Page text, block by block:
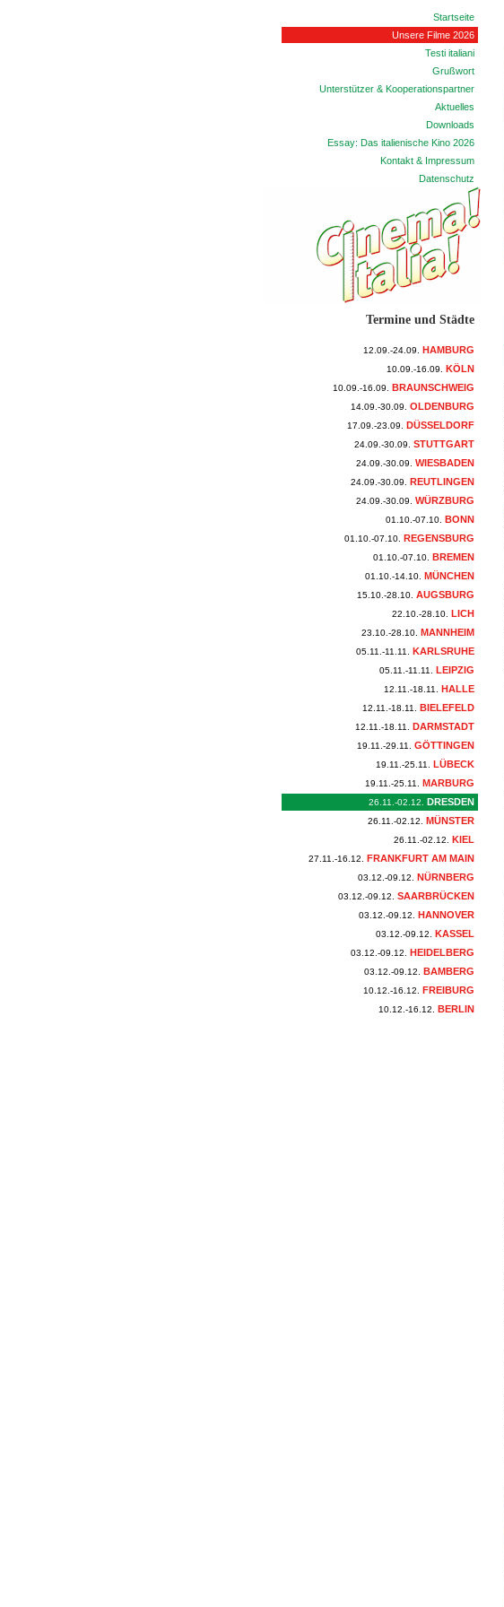
Startseite
Unsere Filme 2026
Testi italiani
Grußwort
Unterstützer & Kooperationspartner
Aktuelles
Downloads
Essay: Das italienische Kino 2026
Kontakt & Impressum
Datenschutz
Termine und Städte
12.09.-24.09. HAMBURG
10.09.-16.09. KÖLN
10.09.-16.09. BRAUNSCHWEIG
14.09.-30.09. OLDENBURG
17.09.-23.09. DÜSSELDORF
24.09.-30.09. STUTTGART
24.09.-30.09. WIESBADEN
24.09.-30.09. REUTLINGEN
24.09.-30.09. WÜRZBURG
01.10.-07.10. BONN
01.10.-07.10. REGENSBURG
01.10.-07.10. BREMEN
01.10.-14.10. MÜNCHEN
15.10.-28.10. AUGSBURG
22.10.-28.10. LICH
23.10.-28.10. MANNHEIM
05.11.-11.11. KARLSRUHE
05.11.-11.11. LEIPZIG
12.11.-18.11. HALLE
12.11.-18.11. BIELEFELD
12.11.-18.11. DARMSTADT
19.11.-29.11. GÖTTINGEN
19.11.-25.11. LÜBECK
19.11.-25.11. MARBURG
26.11.-02.12. DRESDEN
26.11.-02.12. MÜNSTER
26.11.-02.12. KIEL
27.11.-16.12. FRANKFURT AM MAIN
03.12.-09.12. NÜRNBERG
03.12.-09.12. SAARBRÜCKEN
03.12.-09.12. HANNOVER
03.12.-09.12. KASSEL
03.12.-09.12. HEIDELBERG
03.12.-09.12. BAMBERG
10.12.-16.12. FREIBURG
10.12.-16.12. BERLIN